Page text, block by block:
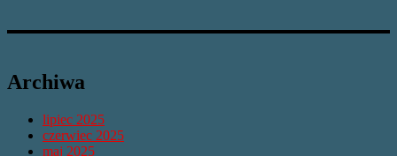
Archiwa
lipiec 2025
czerwiec 2025
maj 2025